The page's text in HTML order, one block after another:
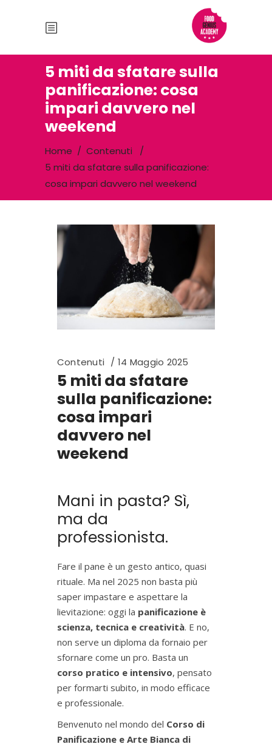
5 miti da sfatare sulla
panificazione: cosa
impari davvero nel
weekend
Home / Contenuti
/
5 miti da sfatare sulla panificazione:
cosa impari davvero nel weekend
Contenuti 14 Maggio 2025
5 miti da sfatare
sulla panificazione:
cosa impari
davvero nel
weekend
Mani in pasta? Sì,
ma da
professionista.
Fare il pane è un gesto antico, quasi
rituale. Ma nel 2025 non basta più
saper impastare e aspettare la
lievitazione: oggi la panificazione è
scienza, tecnica e creatività. E no,
non serve un diploma da fornaio per
sfornare come un pro. Basta un
corso pratico e intensivo, pensato
per formarti subito, in modo efficace
e professionale.
Benvenuto nel mondo del Corso di
Panificazione e Arte Bianca di